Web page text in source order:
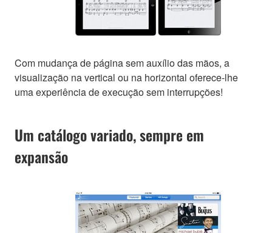
Com mudança de página sem auxílio das mãos, a
visualização na vertical ou na horizontal oferece-lhe
uma experiência de execução sem interrupções!
Um catálogo variado, sempre em
expansão